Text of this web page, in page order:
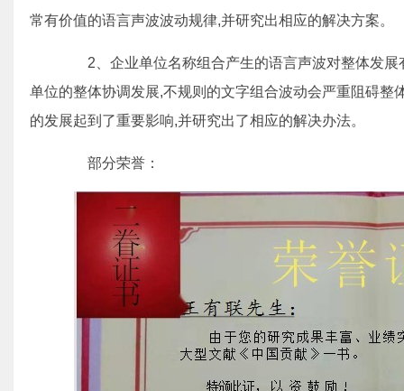
常有价值的语言声波波动规律,并研究出相应的解决方案。
2、企业单位名称组合产生的语言声波对整体发展
单位的整体协调发展,不规则的文字组合波动会严重阻碍
的发展起到了重要影响,并研究出了相应的解决办法。
部分荣誉：